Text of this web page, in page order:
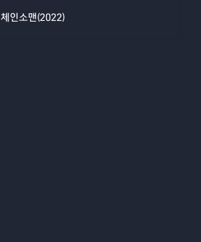
체인소맨(2022)